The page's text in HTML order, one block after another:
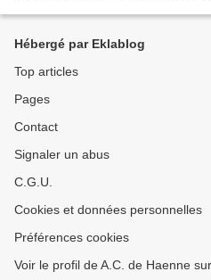
Hébergé par Eklablog
Top articles
Pages
Contact
Signaler un abus
C.G.U.
Cookies et données personnelles
Préférences cookies
Voir le profil de A.C. de Haenne